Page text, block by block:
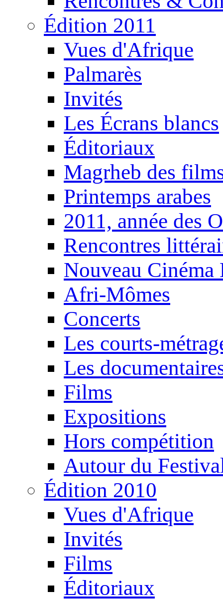
Édition 2011
Vues d'Afrique
Palmarès
Invités
Les Écrans blancs
Éditoriaux
Magrheb des
Printemps arabes
2011, année des
Rencontres
Nouveau Cinéma
Afri-Mômes
Concerts
Les courts-
Les
Films
Expositions
Hors compétition
Autour du
Édition 2010
Vues d'Afrique
Invités
Films
Éditoriaux